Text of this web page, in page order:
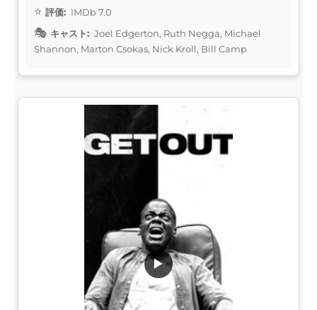
評価: IMDb 7.0
キャスト: Joel Edgerton, Ruth Negga, Michael
Shannon, Marton Csokas, Nick Kroll, Bill Camp
▶